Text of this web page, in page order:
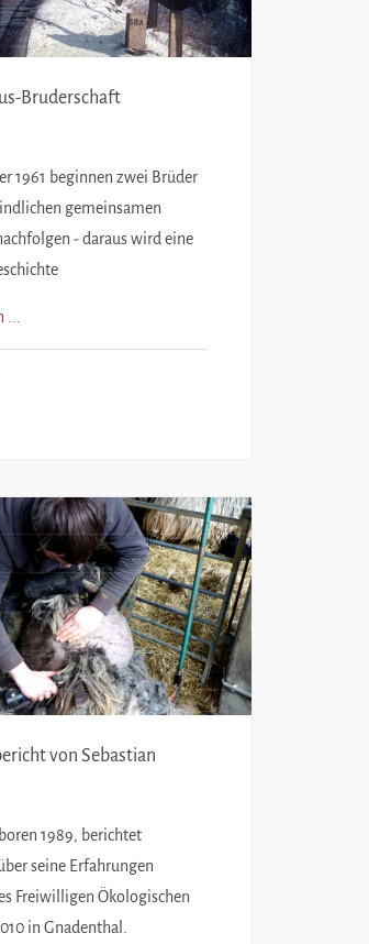
Bruderschaft
1961 beginnen zwei Brüder
gemeinsamen
- daraus wird eine
von Sebastian
1989, berichtet
seine Erfahrungen
Freiwilligen Ökologischen
in Gnadenthal.